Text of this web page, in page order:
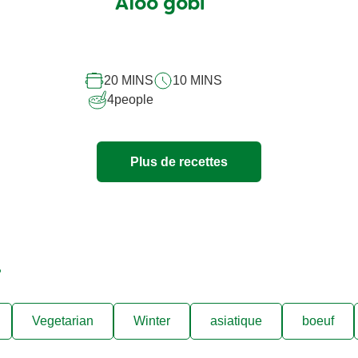
Aloo gobi
20 MINS
10 MINS
4people
Plus de recettes
Vegetarian Winter asiatique boeuf